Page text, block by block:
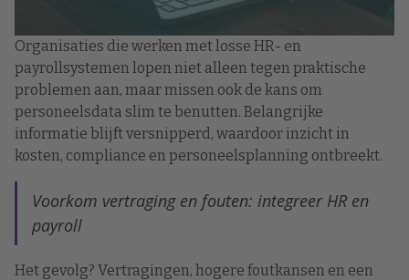
Organisaties die werken met losse HR- en
payrollsystemen lopen niet alleen tegen praktische
problemen aan, maar missen ook de kans om
personeelsdata slim te benutten. Belangrijke
informatie blijft versnipperd, waardoor inzicht in
kosten, compliance en personeelsplanning ontbreekt.
Voorkom vertraging en fouten: integreer HR en
payroll
Het gevolg? Vertragingen, hogere foutkansen en een